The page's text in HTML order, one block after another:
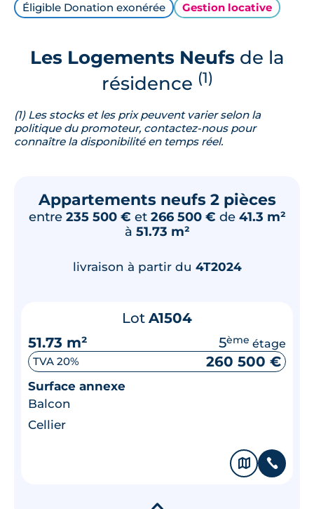
Éligible Donation exonérée
Gestion locative
Les Logements Neufsde la
résidence (1)
(1) Les stocks et les prix peuvent varier selon la
politique du promoteur, contactez-nous pour
connaître la disponibilité en temps réel.
Appartements neufs 2 pièces
entre 235 500 € et 266 500 € de 41.3 m²
à 51.73 m²
livraison à partir du 4T2024
Lot A1504
51.73 m²
5ème étage
TVA 20% 260 500 €
Surface annexe
Balcon
Cellier
🗞 📞
▾